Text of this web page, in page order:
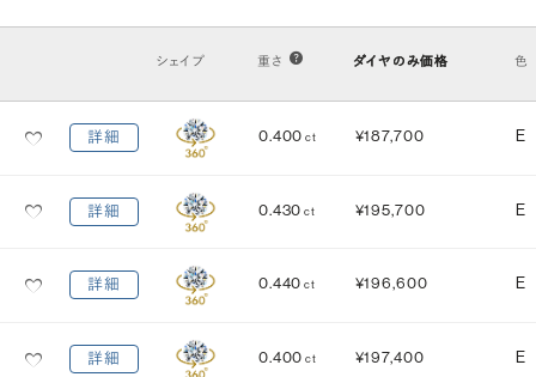
VS2 VS1 VVS2 VVS1 IF FL
カット(輝き)
Excellent 3EX H&C EX 3EX H&C
鑑定機関
研磨状態
EXCELLENT
EXCELLENT
シェイプ 重さ ダイヤのみ価格 色
詳細 0.400 ct ¥187,700 E
詳細 0.430 ct ¥195,700 E
詳細 0.440 ct ¥196,600 E
詳細 0.400 ct ¥197,400 E